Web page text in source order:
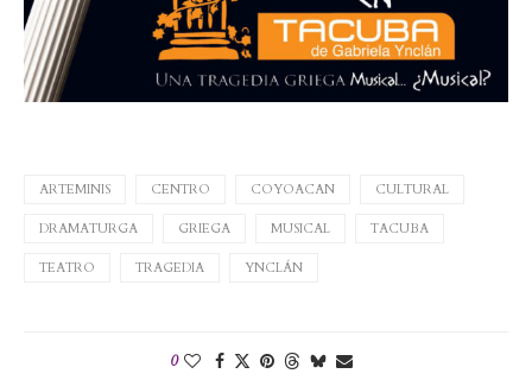
ARTEMINIS CENTRO COYOACAN CULTURAL
DRAMATURGA GRIEGA MUSICAL TACUBA
TEATRO TRAGEDIA YNCLÁN
0